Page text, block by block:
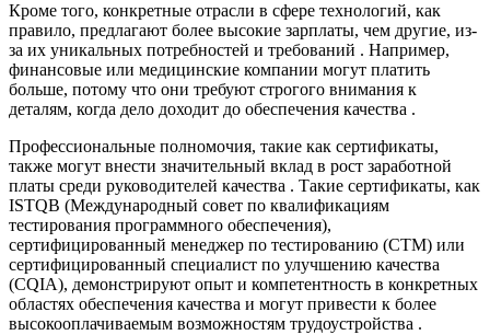
Кроме того, конкретные отрасли в сфере технологий, как
правило, предлагают более высокие зарплаты, чем другие, из-
за их уникальных потребностей и требований . Например,
финансовые или медицинские компании могут платить
больше, потому что они требуют строгого внимания к
деталям, когда дело доходит до обеспечения качества .
Профессиональные полномочия, такие как сертификаты,
также могут внести значительный вклад в рост заработной
платы среди руководителей качества . Такие сертификаты, как
ISTQB (Международный совет по квалификациям
тестирования программного обеспечения),
сертифицированный менеджер по тестированию (CTM) или
сертифицированный специалист по улучшению качества
(CQIA), демонстрируют опыт и компетентность в конкретных
областях обеспечения качества и могут привести к более
высокооплачиваемым возможностям трудоустройства .